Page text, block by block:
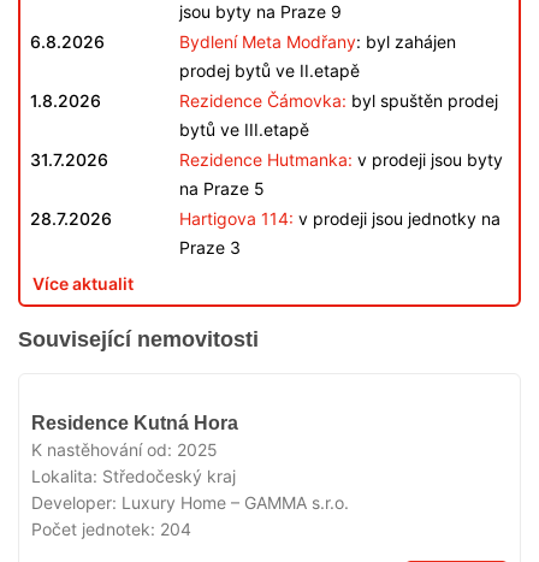
jsou byty na Praze 9
6.8.2026
Bydlení Meta Modřany: byl zahájen
prodej bytů ve II.etapě
1.8.2026
Rezidence Čámovka: byl spuštěn prodej
bytů ve III.etapě
31.7.2026
Rezidence Hutmanka: v prodeji jsou byty
na Praze 5
28.7.2026
Hartigova 114: v prodeji jsou jednotky na
Praze 3
Více aktualit
Související nemovitosti
Residence Kutná Hora
K nastěhování od: 2025
Lokalita: Středočeský kraj
Developer: Luxury Home – GAMMA s.r.o.
Počet jednotek: 204